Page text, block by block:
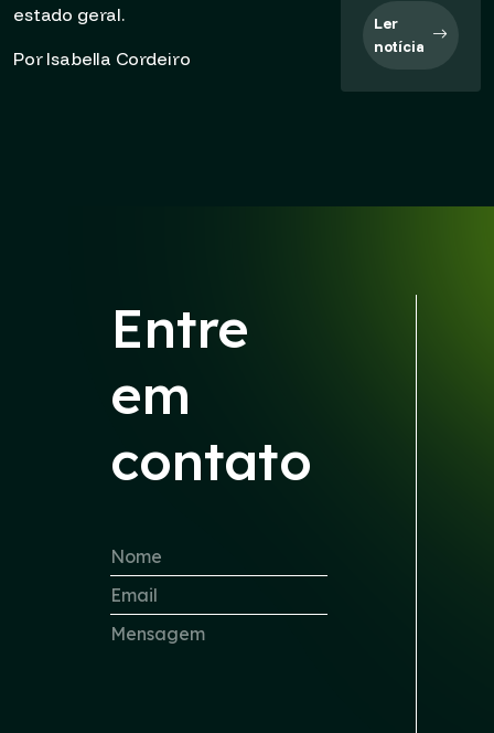
estado geral.
Por Isabella Cordeiro
Ler
notícia
Entre
em
contato